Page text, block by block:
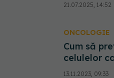
21.07.2025, 14:52
ONCOLOGIE
Cum să
celulelor
13.11.2023, 09:33